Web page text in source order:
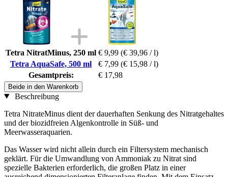
Tetra NitratMinus, 250 ml € 9,99 (€ 39,96 / l)
Tetra AquaSafe, 500 ml
€ 7,99 (€ 15,98 / l)
Gesamtpreis:
€ 17,98
Beide in den Warenkorb
Beschreibung
Tetra NitrateMinus dient der dauerhaften Senkung des Nitratgehaltes
und der biozidfreien Algenkontrolle in Süß- und
Meerwasseraquarien.
Das Wasser wird nicht allein durch ein Filtersystem mechanisch
geklärt. Für die Umwandlung von Ammoniak zu Nitrat sind
spezielle Bakterien erforderlich, die großen Platz in einer